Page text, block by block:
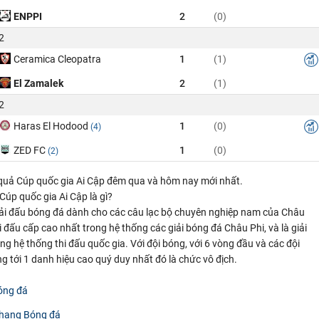
ENPPI 2
(0)
Ceramica Cleopatra
1 (1)
El Zamalek 2
(1)
Haras El Hodood (4) 1 (0)
ZED FC (2) 1 (0)
Cúp quốc gia Ai Cập đêm qua và hôm nay mới nhất.
quốc gia Ai Cập là gì?
đấu bóng đá dành cho các câu lạc bộ chuyên nghiệp nam của Châu
đấu cấp cao nhất trong hệ thống các giải bóng đá Châu Phi, và là giải
hệ thống thi đấu quốc gia. Với đội bóng, với 6 vòng đầu và các đội
tới 1 danh hiệu cao quý duy nhất đó là chức vô địch.
đá
Bóng đá